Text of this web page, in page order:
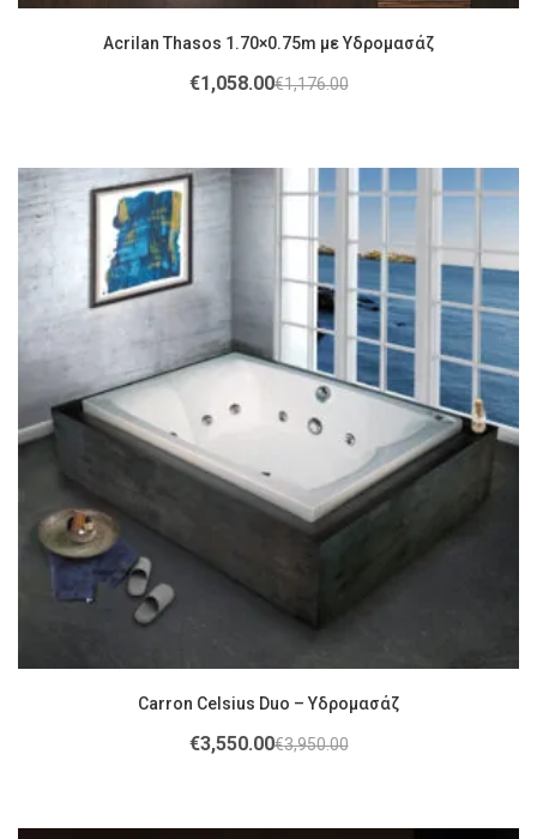
Acrilan Thasos 1.70×0.75m με Υδρομασάζ
€1,176.00
€1,058.00
Carron Celsius Duo – Υδρομασάζ
€3,950.00
€3,550.00